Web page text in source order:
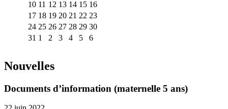
10 11 12 13 14 15 16
17 18 19 20 21 22 23
24 25 26 27 28 29 30
31 1 2 3 4 5 6
Nouvelles
Documents d’information (maternelle 5 ans)